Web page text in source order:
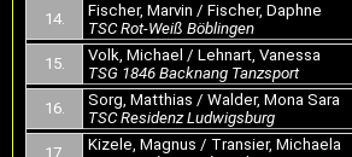
14.
Fischer, Marvin / Fischer, Daphne
TSC Rot-Weiß Böblingen
15.
Volk, Michael / Lehnart, Vanessa
TSG 1846 Backnang Tanzsport
16.
Sorg, Matthias / Walder, Mona Sara
TSC Residenz Ludwigsburg
17.
Kizele, Magnus / Transier, Michaela